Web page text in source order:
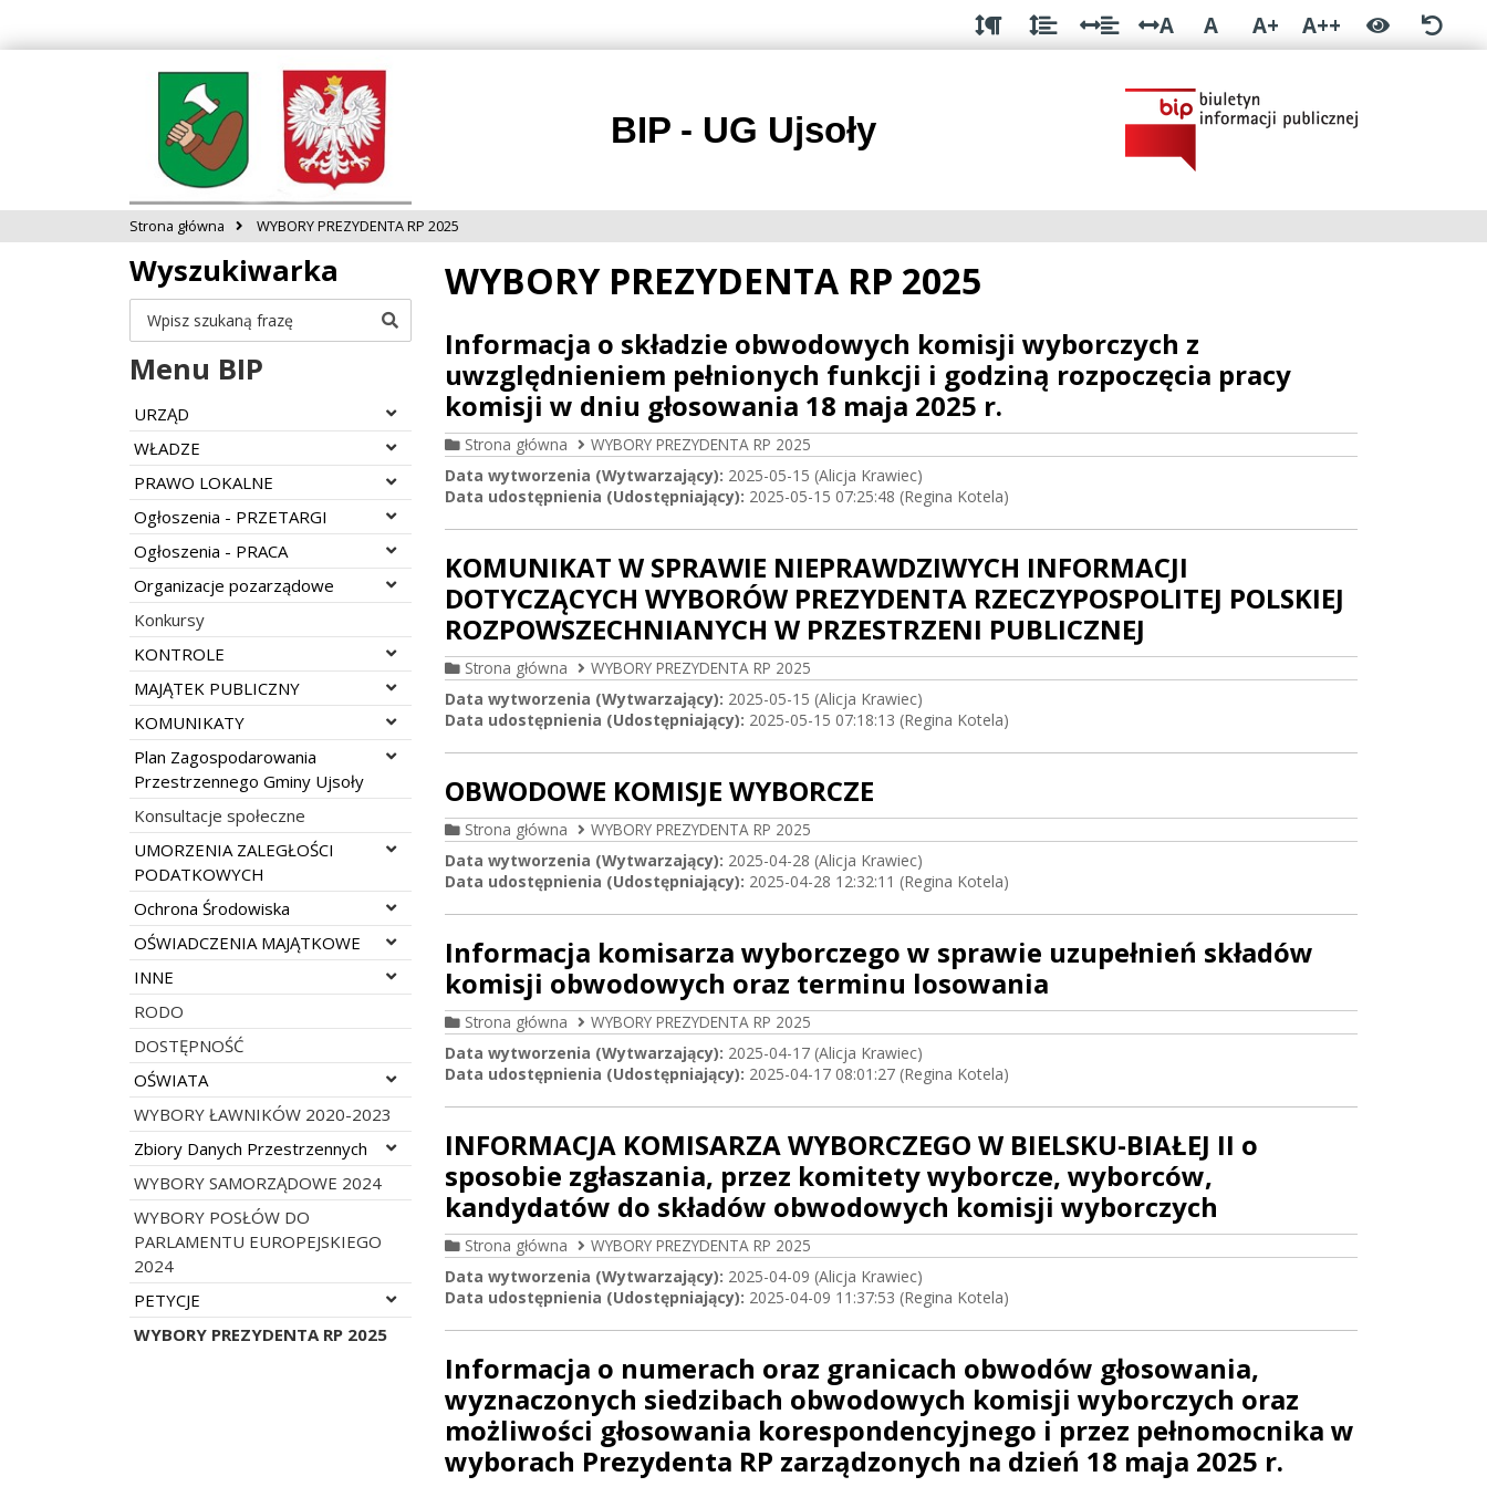
A A A+ A++
BIP - UG Ujsoły
Strona główna WYBORY PREZYDENTA RP 2025
Wyszukiwarka
Szukaj
Menu BIP
Rozwiń menu
URZĄD
Rozwiń menu
WŁADZE
Rozwiń menu
PRAWO LOKALNE
Rozwiń menu
Ogłoszenia - PRZETARGI
Rozwiń menu
Ogłoszenia - PRACA
Rozwiń menu
Organizacje pozarządowe
Konkursy
Rozwiń menu
KONTROLE
Rozwiń menu
MAJĄTEK PUBLICZNY
Rozwiń menu
KOMUNIKATY
Rozwiń menu
Plan Zagospodarowania
Przestrzennego Gminy Ujsoły
Konsultacje społeczne
Rozwiń menu
UMORZENIA ZALEGŁOŚCI
PODATKOWYCH
Rozwiń menu
Ochrona Środowiska
Rozwiń menu
OŚWIADCZENIA MAJĄTKOWE
Rozwiń menu
INNE
RODO
DOSTĘPNOŚĆ
Rozwiń menu
OŚWIATA
WYBORY ŁAWNIKÓW 2020-2023
Rozwiń menu
Zbiory Danych Przestrzennych
WYBORY SAMORZĄDOWE 2024
WYBORY POSŁÓW DO
PARLAMENTU EUROPEJSKIEGO
2024
Rozwiń menu
PETYCJE
WYBORY PREZYDENTA RP 2025
WYBORY PREZYDENTA RP 2025
Informacja o składzie obwodowych komisji wyborczych z
uwzględnieniem pełnionych funkcji i godziną rozpoczęcia pracy
komisji w dniu głosowania 18 maja 2025 r.
Strona główna
WYBORY PREZYDENTA RP 2025
Data wytworzenia (Wytwarzający): 2025-05-15 (Alicja Krawiec)
Data udostępnienia (Udostępniający): 2025-05-15 07:25:48 (Regina Kotela)
KOMUNIKAT W SPRAWIE NIEPRAWDZIWYCH INFORMACJI
DOTYCZĄCYCH WYBORÓW PREZYDENTA RZECZYPOSPOLITEJ POLSKIEJ
ROZPOWSZECHNIANYCH W PRZESTRZENI PUBLICZNEJ
Strona główna
WYBORY PREZYDENTA RP 2025
Data wytworzenia (Wytwarzający): 2025-05-15 (Alicja Krawiec)
Data udostępnienia (Udostępniający): 2025-05-15 07:18:13 (Regina Kotela)
OBWODOWE KOMISJE WYBORCZE
Strona główna
WYBORY PREZYDENTA RP 2025
Data wytworzenia (Wytwarzający): 2025-04-28 (Alicja Krawiec)
Data udostępnienia (Udostępniający): 2025-04-28 12:32:11 (Regina Kotela)
Informacja komisarza wyborczego w sprawie uzupełnień składów
komisji obwodowych oraz terminu losowania
Strona główna
WYBORY PREZYDENTA RP 2025
Data wytworzenia (Wytwarzający): 2025-04-17 (Alicja Krawiec)
Data udostępnienia (Udostępniający): 2025-04-17 08:01:27 (Regina Kotela)
INFORMACJA KOMISARZA WYBORCZEGO W BIELSKU-BIAŁEJ II o
sposobie zgłaszania, przez komitety wyborcze, wyborców,
kandydatów do składów obwodowych komisji wyborczych
Strona główna
WYBORY PREZYDENTA RP 2025
Data wytworzenia (Wytwarzający): 2025-04-09 (Alicja Krawiec)
Data udostępnienia (Udostępniający): 2025-04-09 11:37:53 (Regina Kotela)
Informacja o numerach oraz granicach obwodów głosowania,
wyznaczonych siedzibach obwodowych komisji wyborczych oraz
możliwości głosowania korespondencyjnego i przez pełnomocnika w
wyborach Prezydenta RP zarządzonych na dzień 18 maja 2025 r.